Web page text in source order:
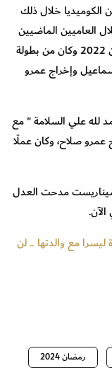
خلال ذلك
العاميين الماضيين
وهما "أحلام سعيدة" الذي عرض في شهر رمضان 2022 وكان من بطولة
وإخراج عمرو
رمضان الماضي مسلسل " 1000 حمد لله علي السلامة " مع
صلاح، وكان عملًا
مدحت العدل
ليسرا مع والدتها .. لن
رمضان 2024